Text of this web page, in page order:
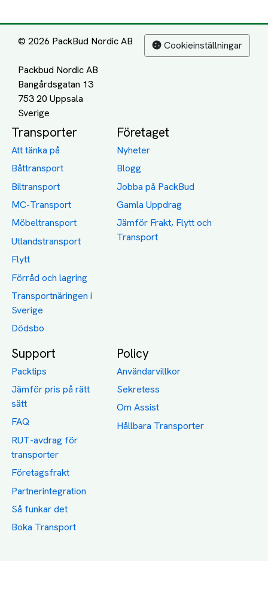
© 2026 PackBud Nordic AB
Packbud Nordic AB
Bangårdsgatan 13
753 20 Uppsala
Cookieinställningar
Transporter
Att tänka på
Båttransport
Biltransport
MC-Transport
Möbeltransport
Utlandstransport
Flytt
Förråd och lagring
Transportnäringen i
Sverige
Dödsbo
Företaget
Nyheter
Blogg
Jobba på PackBud
Gamla Uppdrag
Jämför Frakt, Flytt och
Transport
Support
Packtips
Jämför pris på rätt
sätt
FAQ
RUT-avdrag för
transporter
Företagsfrakt
Partnerintegration
Så funkar det
Boka Transport
Policy
Användarvillkor
Sekretess
Om Assist
Hållbara Transporter